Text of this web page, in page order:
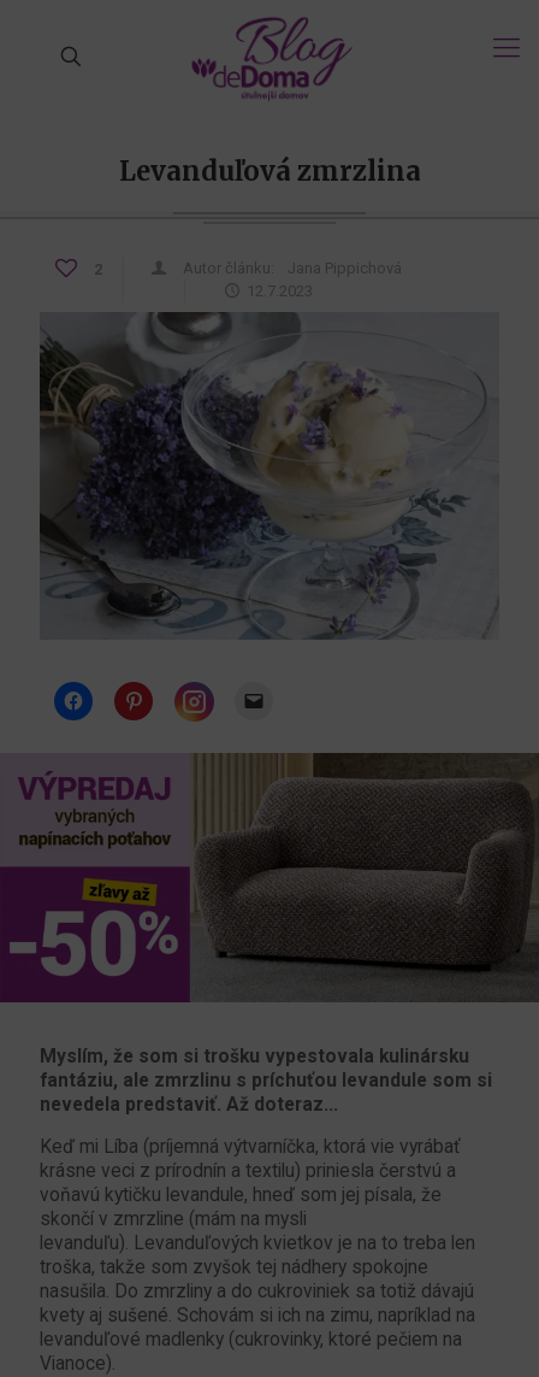
Levanduľová zmrzlina
2 Autor článku:
Jana Pippichová
12.7.2023
Instagram
Myslím, že som si trošku vypestovala kulinársku
fantáziu, ale zmrzlinu s príchuťou levandule som si
nevedela predstaviť. Až doteraz...
Keď mi Líba (príjemná výtvarníčka, ktorá vie vyrábať
krásne veci z prírodnín a textilu) priniesla čerstvú a
voňavú kytičku levandule, hneď som jej písala, že
skončí v zmrzline (mám na mysli
levanduľu). Levanduľových kvietkov je na to treba len
troška, ​​takže som zvyšok tej nádhery spokojne
nasušila. Do zmrzliny a do cukroviniek sa totiž dávajú
kvety aj sušené. Schovám si ich na zimu, napríklad na
levanduľové madlenky (cukrovinky, ktoré pečiem na
Vianoce).